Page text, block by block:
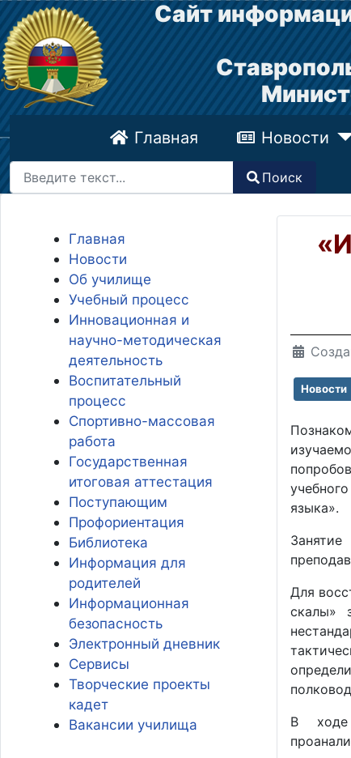
Сайт
Главная Новости
Поиск
Поиск
Главная
Новости
Об училище
Учебный процесс
Инновационная и
научно-методическая
деятельность
Воспитательный
процесс
Спортивно-массовая
работа
Государственная
итоговая аттестация
Поступающим
Профориентация
Библиотека
Информация для
родителей
Информационная
безопасность
Электронный дневник
Сервисы
Творческие проекты
кадет
Вакансии училища
Новости
языка».
Для
скалы»
В ходе